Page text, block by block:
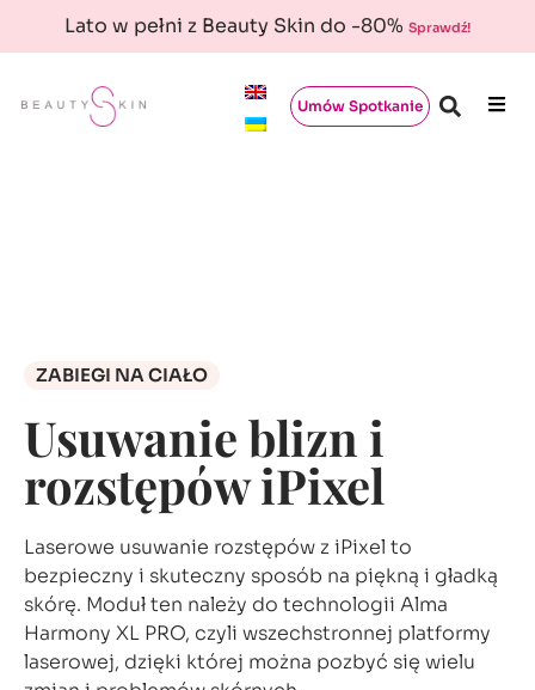
Lato w pełni z Beauty Skin do -80% Sprawdź!
Umów Spotkanie
ZABIEGI NA CIAŁO
Usuwanie blizn i
rozstępów iPixel
Laserowe usuwanie rozstępów z iPixel to
bezpieczny i skuteczny sposób na piękną i gładką
skórę. Moduł ten należy do technologii Alma
Harmony XL PRO, czyli wszechstronnej platformy
laserowej, dzięki której można pozbyć się wielu